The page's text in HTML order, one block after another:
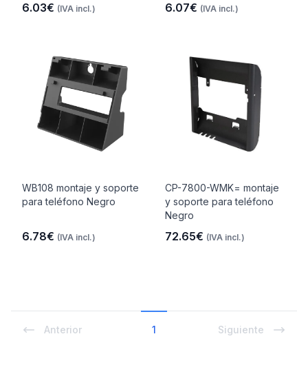
6.03€ (IVA incl.) 6.07€ (IVA incl.)
WB108 montaje y soporte
para teléfono Negro
6.78€ (IVA incl.)
CP-7800-WMK= montaje
y soporte para teléfono
Negro
72.65€ (IVA incl.)
Anterior 1 Siguiente